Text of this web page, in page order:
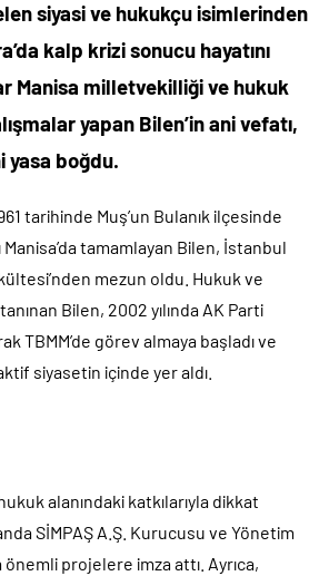
siyasi ve hukukçu isimlerinden
kalp krizi sonucu hayatını
Manisa milletvekilliği ve hukuk
yapan Bilen’in ani vefatı,
yasa boğdu.
tarihinde Muş’un Bulanık ilçesinde
Manisa’da tamamlayan Bilen, İstanbul
mezun oldu. Hukuk ve
Bilen, 2002 yılında AK Parti
TBMM’de görev almaya başladı ve
siyasetin içinde yer aldı.
alanındaki katkılarıyla dikkat
SİMPAŞ A.Ş. Kurucusu ve Yönetim
projelere imza attı. Ayrıca,